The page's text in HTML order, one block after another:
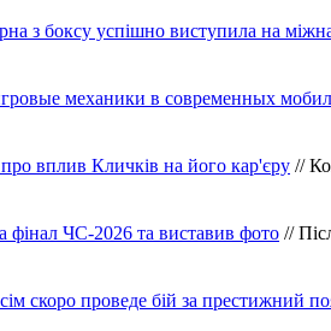
з боксу успішно виступила на
механики в современных
вплив Кличків на його кар'єру //
фінал ЧС-2026 та виставив фото //
скоро проведе бій за престижний